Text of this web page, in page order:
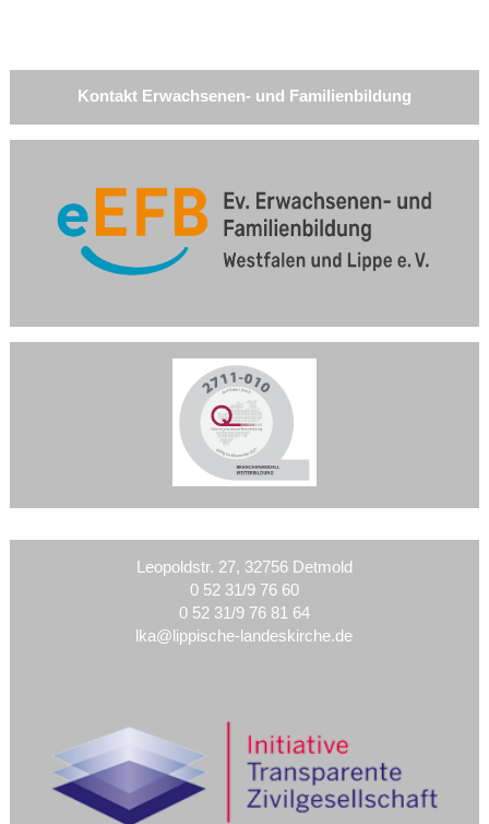
Kontakt Erwachsenen- und Familienbildung
Leopoldstr. 27, 32756 Detmold
0 52 31/9 76 60
0 52 31/9 76 81 64
lka@lippische-landeskirche.de